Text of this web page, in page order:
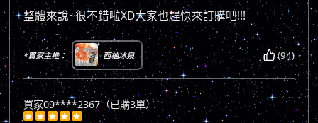
整體來說~很不錯啦XD大家也趕快來訂購吧!!!
*買家主推： 西柚冰泉 (94)
買家09****2367（已購3單）
    